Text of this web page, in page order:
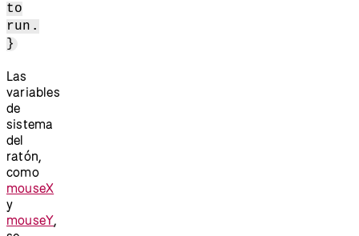
to
run.
}
Las
variables
de
sistema
del
ratón,
como
mouseX
y
mouseY,